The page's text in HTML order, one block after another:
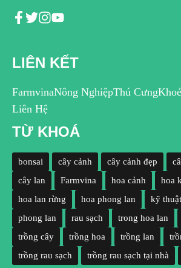
LIÊN KẾT
FarmvinaNông NghiệpThú Cưng
Liên Hệ
TỪ KHOÁ
bonsai cây cảnh cây cảnh đẹp
cây lan
Farmvina hoa cảnh hoa
hoa lan rừng
hoa phong lan kỹ
phong lan
rau sạch trong hoa lan
trồng cây
trồng hoa trồng lan
trồng rau sạch
trồng rau sạch tại nhà